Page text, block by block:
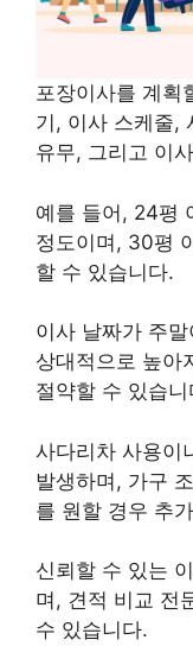
포장이사를 계획
기, 이사 스케줄,
유무, 그리고 이
예를 들어, 24평
정도이며, 30평
할 수 있습니다.
이사 날짜가 주
상대적으로 높아
절약할 수 있습니
사다리차 사용이
발생하며, 가구
를 원할 경우 추
신뢰할 수 있는
며, 견적 비교 전
수 있습니다.